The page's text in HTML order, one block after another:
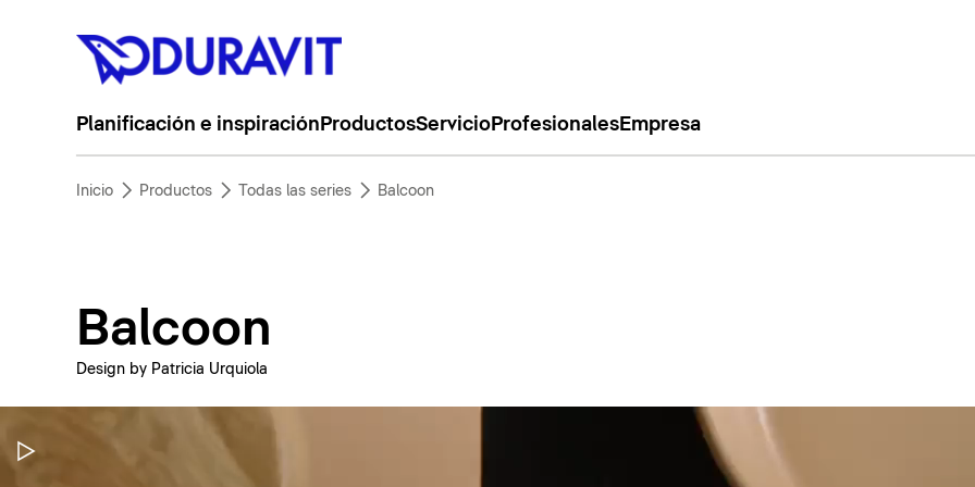
Planificación e inspiración ProductosServicioProfesionalesEmpresa
Inicio Productos Todas las series Balcoon
Balcoon
Design by Patricia Urquiola
Pausar vídeo